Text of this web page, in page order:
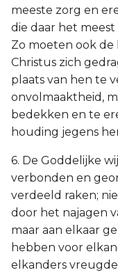
meeste zorg en
die daar het
Zo moeten ook de
Christus zich
plaats van hen te
onvolmaaktheid,
bedekken en te
houding jegens
6. De Goddelijke
verbonden en
verdeeld raken;
door het najagen
maar aan elkaar
hebben voor
elkanders vreugde